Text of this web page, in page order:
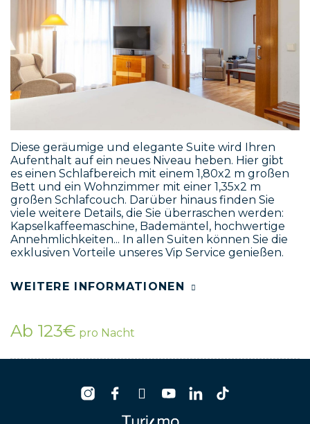
Diese geräumige und elegante Suite wird Ihren
Aufenthalt auf ein neues Niveau heben. Hier gibt
es einen Schlafbereich mit einem 1,80x2 m großen
Bett und ein Wohnzimmer mit einer 1,35x2 m
großen Schlafcouch. Darüber hinaus finden Sie
viele weitere Details, die Sie überraschen werden:
Kapselkaffeemaschine, Bademäntel, hochwertige
Annehmlichkeiten... In allen Suiten können Sie die
exklusiven Vorteile unseres Vip Service genießen.
WEITERE INFORMATIONEN
Ab 123€ pro Nacht